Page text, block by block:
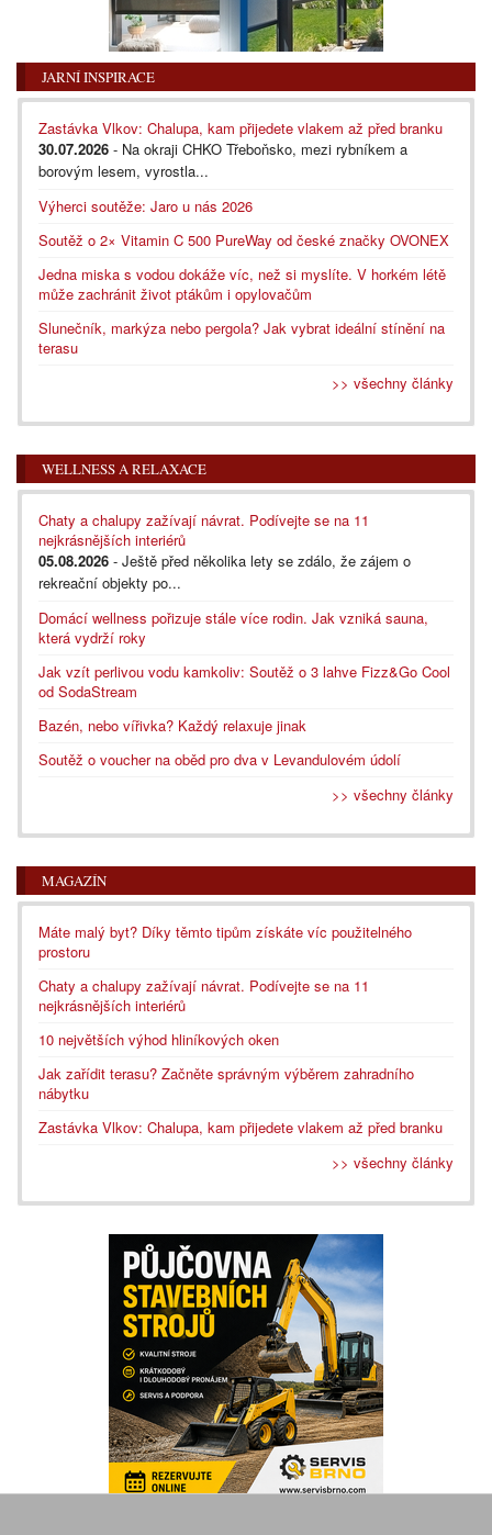
JARNÍ INSPIRACE
Zastávka Vlkov: Chalupa, kam přijedete vlakem až před branku
30.07.2026 - Na okraji CHKO Třeboňsko, mezi rybníkem a
borovým lesem, vyrostla...
Výherci soutěže: Jaro u nás 2026
Soutěž o 2× Vitamin C 500 PureWay od české značky OVONEX
Jedna miska s vodou dokáže víc, než si myslíte. V horkém létě
může zachránit život ptákům i opylovačům
Slunečník, markýza nebo pergola? Jak vybrat ideální stínění na
terasu
>> všechny články
WELLNESS A RELAXACE
Chaty a chalupy zažívají návrat. Podívejte se na 11
nejkrásnějších interiérů
05.08.2026 - Ještě před několika lety se zdálo, že zájem o
rekreační objekty po...
Domácí wellness pořizuje stále více rodin. Jak vzniká sauna,
která vydrží roky
Jak vzít perlivou vodu kamkoliv: Soutěž o 3 lahve Fizz&Go Cool
od SodaStream
Bazén, nebo vířivka? Každý relaxuje jinak
Soutěž o voucher na oběd pro dva v Levandulovém údolí
>> všechny články
MAGAZÍN
Máte malý byt? Díky těmto tipům získáte víc použitelného
prostoru
Chaty a chalupy zažívají návrat. Podívejte se na 11
nejkrásnějších interiérů
10 největších výhod hliníkových oken
Jak zařídit terasu? Začněte správným výběrem zahradního
nábytku
Zastávka Vlkov: Chalupa, kam přijedete vlakem až před branku
>> všechny články